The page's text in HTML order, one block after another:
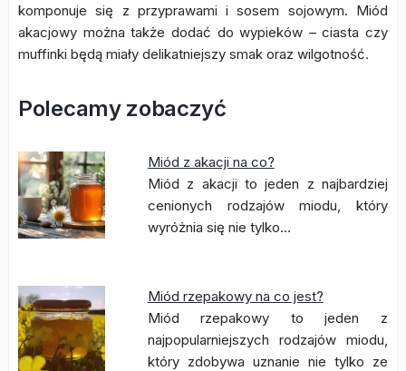
komponuje się z przyprawami i sosem sojowym. Miód
akacjowy można także dodać do wypieków – ciasta czy
muffinki będą miały delikatniejszy smak oraz wilgotność.
Polecamy zobaczyć
Miód z akacji na co?
Miód z akacji to jeden z najbardziej
cenionych rodzajów miodu, który
wyróżnia się nie tylko…
Miód rzepakowy na co jest?
Miód rzepakowy to jeden z
najpopularniejszych rodzajów miodu,
który zdobywa uznanie nie tylko ze